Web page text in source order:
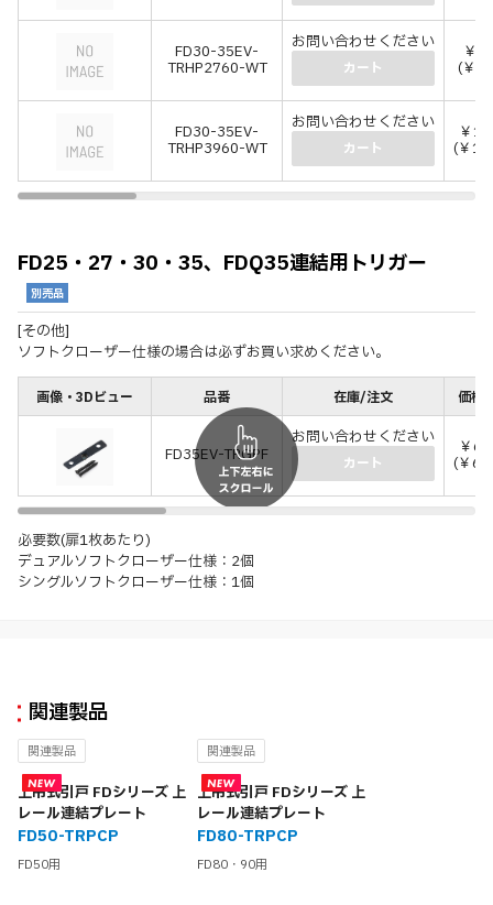
FD30-35EV-
TRHP2760-WT
お問い合わせください
カート
￥
(￥
FD30-35EV-
TRHP3960-WT
お問い合わせください
カート
￥
(￥
FD25・27・30・35、FDQ35連結用トリガー
別売品
[その他]
ソフトクローザー仕様の場合は必ずお買い求めください。
画像・3Dビュー 品番 在庫/注文 価格(
FD35EV-TRGPF
お問い合わせください
カート
￥
(￥
必要数(扉1枚あたり)
デュアルソフトクローザー仕様：2個
シングルソフトクローザー仕様：1個
関連製品
関連製品
上吊式引戸 FDシリーズ 上
レール連結プレート
FD50-TRPCP
FD50用
関連製品
上吊式引戸 FDシリーズ 上
レール連結プレート
FD80-TRPCP
FD80・90用